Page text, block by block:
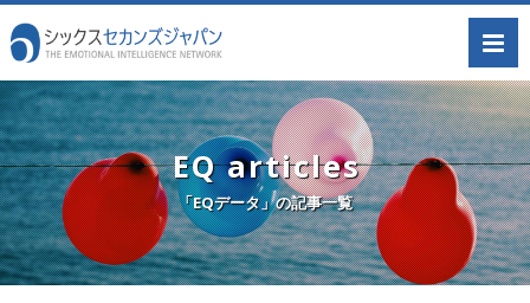
EQ articles
「EQデータ」の記事一覧